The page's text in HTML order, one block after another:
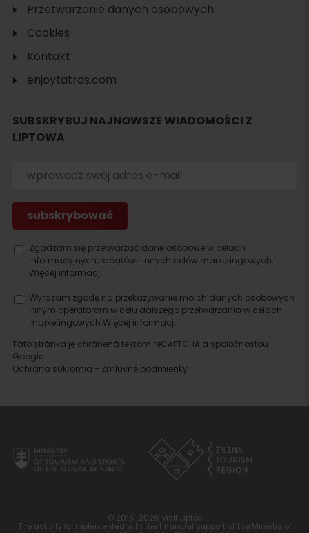
Szukaj
noclegu
Przetwarzanie danych osobowych
Cookies
Kontakt
enjoytatras.com
SUBSKRYBUJ NAJNOWSZE WIADOMOŚCI Z
LIPTOWA
Zgadzam się przetwarzać dane osobowe w celach
informacyjnych, rabatów i innych celów marketingowych.
Więcej informacji.
Wyrażam zgodę na przekazywanie moich danych osobowych
innym operatorom w celu dalszego przetwarzania w celach
marketingowych.Więcej informacji.
Táto stránka je chránená testom reCAPTCHA a spoločnosťou
Google.
Ochrana súkromia - Zmluvné podmienky
© 2016-2026 Visit Liptov
The activity is implemented with the financial support of the Ministry of